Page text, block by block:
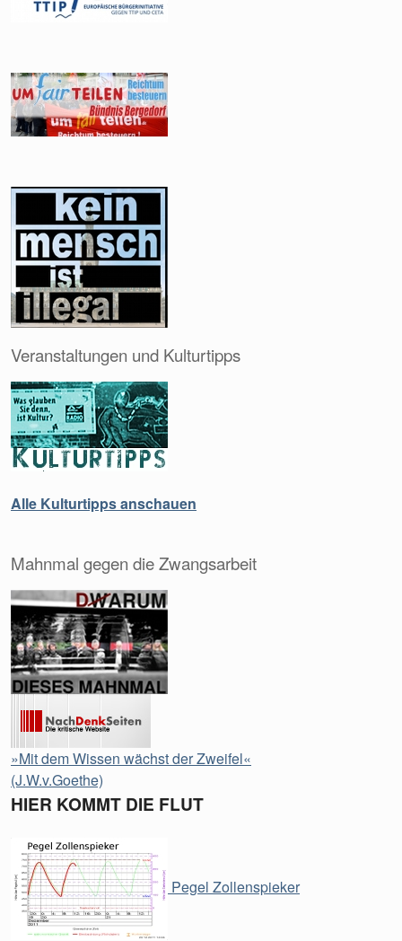
Veranstaltungen und Kulturtipps
Alle Kulturtipps anschauen
Mahnmal gegen die Zwangsarbeit
»Mit dem Wissen wächst der Zweifel«
(J.W.v.Goethe)
HIER KOMMT DIE FLUT
Pegel Zollenspieker